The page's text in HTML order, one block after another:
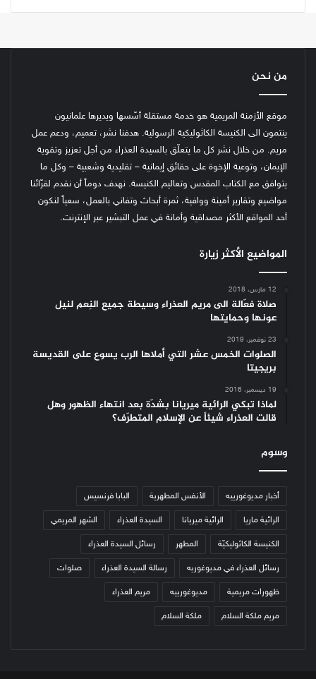
من نحن
موقع الأزمنة المريمية هو خدمة مستقلة أسّسها ويديرها علمانيون
ينتمون الى الكنيسة الكاثوليكية الرسولية. هدفنا نشر، تعميم، ودعم عمل
مريم. من خلال نشر كل ما يتعلّق بالسيدة العذراء من أجل تعزيز وتقوية
الإيمان، وتوعية الإخوة على حقائق إيمانية – تقليدية وشعبية – وكل ما
يتوافق مع الكتاب المقدس وتعاليم الكنيسة. نهدف دوماً أن نقدم لقرّائنا
مواضيع وتقارير أمينة ووافية، ثمرة أبحاث وتفاني بالعمل، سعياً لنكون
أحد المواقع الأكثر مصداقية وأمانة في عمل التبشير عبر الإنترنت.
المواضيع الأكثر زيارة
12 مارس، 2018
صلاة فعّالة الى مريم العذراء وسيطة جميع النِعم لنيل
عونها وحمايتها
23 نوفمبر، 2019
الصلوات الخمس عشر التي أملاها الرب يسوع على القديسة
بريجيتا
19 ديسمبر، 2016
لماذا تبكي الرائية ميريانا بشدّة بعد انتهاء الظهور وهل
قالت العذراء شيئاً عن الإسلام المتطرّف؟
وسوم
أخبار مديوغورييه الأنفس المطهرية البابا فرنسيس
الرائية ماريا الرائية ميريانا السيدة العذراء الشهر المريمي
الكنيسة الكاثوليكيّة المطهر رسائل السيدة العذراء
رسائل العذراء في مديوغوريه رسالة السيدة العذراء صلوات
ظهورات مريمية مديوغورييه مريم العذراء
مريم ملكة السلام ملكة السلام